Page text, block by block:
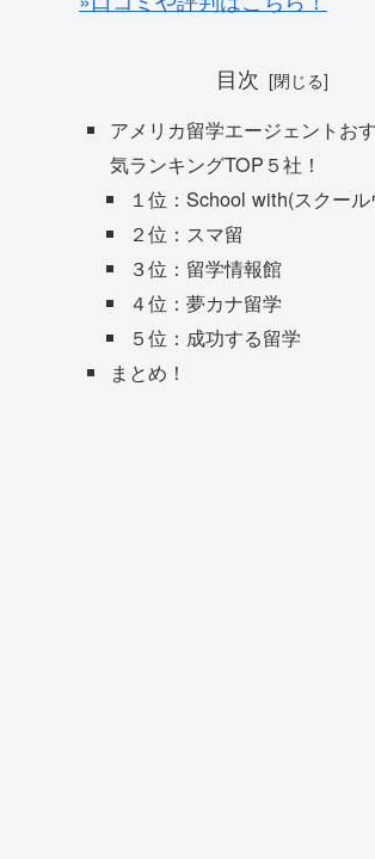
目次
アメリカ留学エージェントお
気ランキングTOP５社！
１位：School with(スクー
２位：スマ留
３位：留学情報館
４位：夢カナ留学
５位：成功する留学
まとめ！